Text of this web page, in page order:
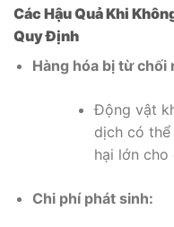
Các Hậu Quả Khi
Quy Định
Hàng hóa bị từ chối
Động vật
dịch có
hại lớn cho
Chi phí phát sinh: